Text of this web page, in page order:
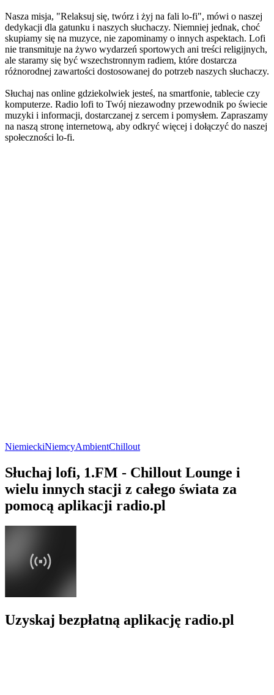
Nasza misja, "Relaksuj się, twórz i żyj na fali lo-fi", mówi o naszej
dedykacji dla gatunku i naszych słuchaczy. Niemniej jednak, choć
skupiamy się na muzyce, nie zapominamy o innych aspektach. Lofi
nie transmituje na żywo wydarzeń sportowych ani treści religijnych,
ale staramy się być wszechstronnym radiem, które dostarcza
różnorodnej zawartości dostosowanej do potrzeb naszych słuchaczy.
Słuchaj nas online gdziekolwiek jesteś, na smartfonie, tablecie czy
komputerze. Radio lofi to Twój niezawodny przewodnik po świecie
muzyki i informacji, dostarczanej z sercem i pomysłem. Zapraszamy
na naszą stronę internetową, aby odkryć więcej i dołączyć do naszej
społeczności lo-fi.
NiemieckiNiemcyAmbientChillout
Słuchaj lofi, 1.FM - Chillout Lounge i
wielu innych stacji z całego świata za
pomocą aplikacji radio.pl
Uzyskaj bezpłatną aplikację radio.pl